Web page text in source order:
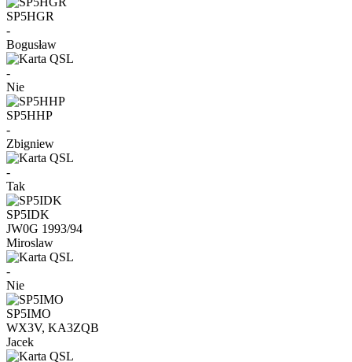
SP5HGR
-
Bogusław
-
Nie
SP5HHP
-
Zbigniew
-
Tak
SP5IDK
JW0G 1993/94
Miroslaw
-
Nie
SP5IMO
WX3V, KA3ZQB
Jacek